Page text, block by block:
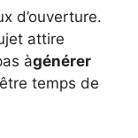
d’ouverture.
attire
àgénérer
temps de